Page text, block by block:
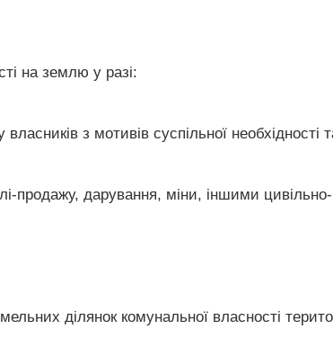
на землю у разі:
з мотивів суспільної необхідності
продажу, дарування, міни, іншими
ділянок комунальної власності